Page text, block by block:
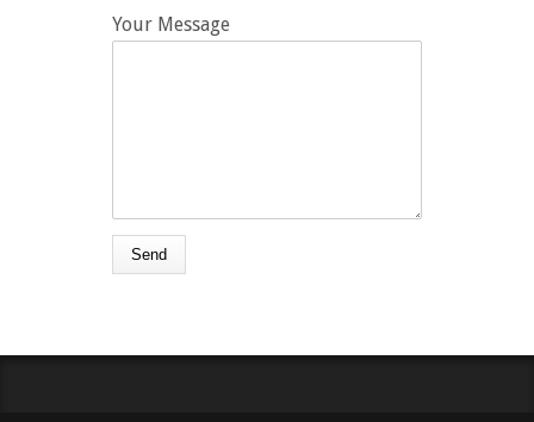
Your Message